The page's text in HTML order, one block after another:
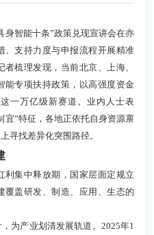
智能十条”政策兑现宣讲会在亦
、支持力度与申报流程开展精准
梳理发现，当前北京、上海、
能专项扶持政策，以高强度资金
一万亿级新赛道。业内人士表
宜”特征，各地正依托自身资源禀
寻找差异化突围路径。
集中释放期，国家层面定规立
覆盖研发、制造、应用、生态的
产业划清发展轨道。2025年1